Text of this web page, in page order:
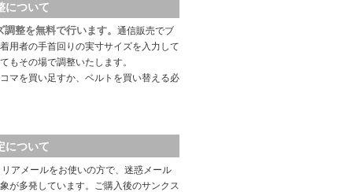
について
整を無料で行います。 通信販売でブ
用者の手首回りの実寸サイズを入力して
もその場で調整いたします。
マを買い足すか、ベルトを買い替える必
について
アメールをお使いの方で、迷惑メール
が多発しています。ご購入後のサンクス